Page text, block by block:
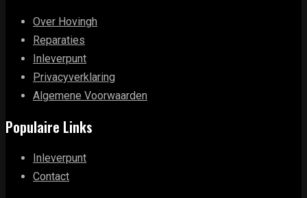
Over Hovingh
Reparaties
Inleverpunt
Privacyverklaring
Algemene Voorwaarden
Populaire Links
Inleverpunt
Contact